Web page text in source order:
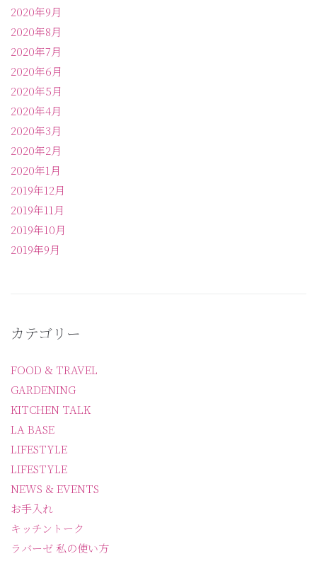
2020年9月
2020年8月
2020年7月
2020年6月
2020年5月
2020年4月
2020年3月
2020年2月
2020年1月
2019年12月
2019年11月
2019年10月
2019年9月
カテゴリー
FOOD & TRAVEL
GARDENING
KITCHEN TALK
LA BASE
LIFESTYLE
LIFESTYLE
NEWS & EVENTS
お手入れ
キッチントーク
ラバーゼ 私の使い方